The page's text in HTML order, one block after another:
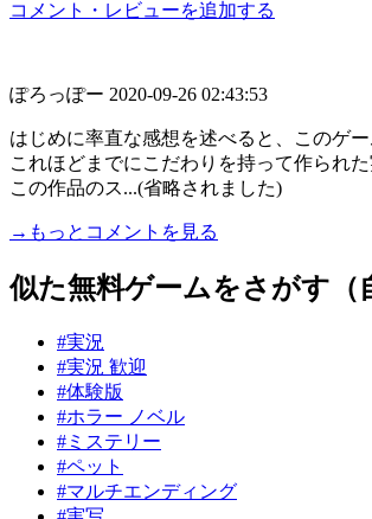
コメント・レビューを追加する
ぽろっぽー 2020-09-26 02:43:53
はじめに率直な感想を述べると、このゲ
これほどまでにこだわりを持って作られ
この作品のス...(省略されました)
→もっとコメントを見る
似た無料ゲームをさがす（
#実況
#実況 歓迎
#体験版
#ホラー ノベル
#ミステリー
#ペット
#マルチエンディング